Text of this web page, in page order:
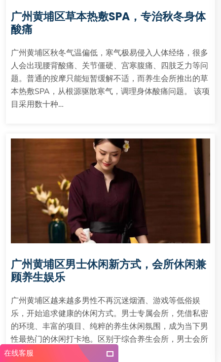
在线客服
广州黄埔区草本热敷SPA，专治秋冬身体
酸痛
广州黄埔区秋冬气温偏低，寒气极易侵入人体经络，很多
人会出现腰背酸痛、关节僵硬、宫寒腹痛、四肢乏力等问
题。普通的按摩只能短暂缓解不适，而养生会所推出的草
本热敷SPA，从根源驱散寒气，调理身体酸痛问题。 该项
目采用数十种…
广州黄埔区男士休闲新方式，会所休闲兼
顾养生娱乐
广州黄埔区越来越多男性不再沉迷烟酒、游戏等低俗娱
乐，开始追求健康的休闲方式。男士专属会所，凭借私密
的环境、丰富的项目、纯粹的养生休闲氛围，成为当下男
性最热门的休闲打卡地。区别于综合养生会所，男士会所
所有项目、环境…